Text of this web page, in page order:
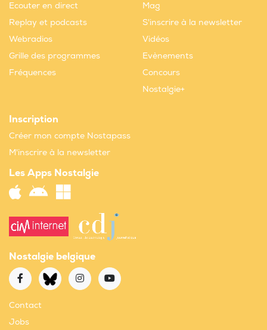
Ecouter en direct
Replay et podcasts
Webradios
Grille des programmes
Fréquences
Mag
S'inscrire à la newsletter
Vidéos
Evènements
Concours
Nostalgie+
Inscription
Créer mon compte Nostapass
M'inscrire à la newsletter
Les Apps Nostalgie
Nostalgie belgique
Contact
Jobs